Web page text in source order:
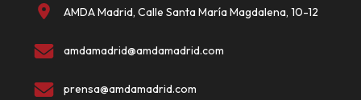
AMDA Madrid, Calle Santa María Magdalena, 10-12
amdamadrid@amdamadrid.com
prensa@amdamadrid.com